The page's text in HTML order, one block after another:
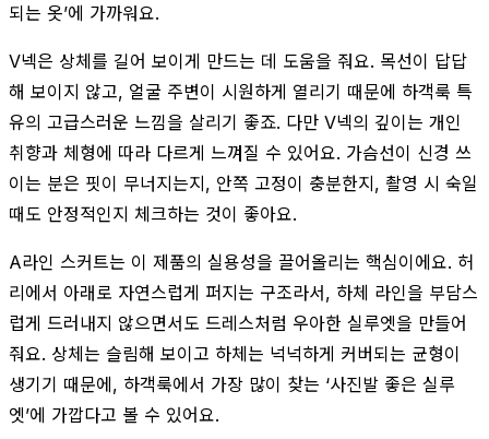
되는 옷’에 가까워요.
V넥은 상체를 길어 보이게 만드는 데 도움을 줘요. 목선이 답답
해 보이지 않고, 얼굴 주변이 시원하게 열리기 때문에 하객룩 특
유의 고급스러운 느낌을 살리기 좋죠. 다만 V넥의 깊이는 개인
취향과 체형에 따라 다르게 느껴질 수 있어요. 가슴선이 신경 쓰
이는 분은 핏이 무너지는지, 안쪽 고정이 충분한지, 촬영 시 숙일
때도 안정적인지 체크하는 것이 좋아요.
A라인 스커트는 이 제품의 실용성을 끌어올리는 핵심이에요. 허
리에서 아래로 자연스럽게 퍼지는 구조라서, 하체 라인을 부담스
럽게 드러내지 않으면서도 드레스처럼 우아한 실루엣을 만들어
줘요. 상체는 슬림해 보이고 하체는 넉넉하게 커버되는 균형이
생기기 때문에, 하객룩에서 가장 많이 찾는 ‘사진발 좋은 실루
엣’에 가깝다고 볼 수 있어요.